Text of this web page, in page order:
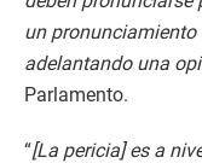
un
adelantando una
Parlamento.
“[La pericia] es a